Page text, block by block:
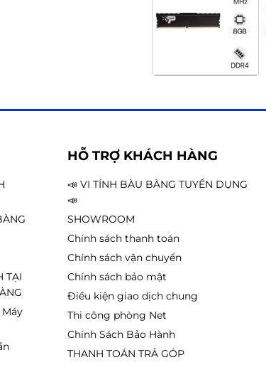
TẠI
HỖ TRỢ KHÁCH HÀNG
📣 VI TÍNH BÀU BÀNG TUYỂN DỤNG
📣
SHOWROOM
Chính sách thanh toán
Chính sách vận chuyển
Chính sách bảo mật
Điều kiện giao dịch chung
Thi công phòng Net
Chính Sách Bảo Hành
THANH TOÁN TRẢ GÓP